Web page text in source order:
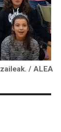
/ ALEA